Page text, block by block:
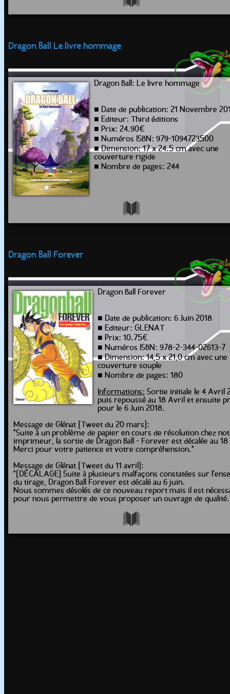
Dragon Ball Le livre hommage
Dragon Ball: Le livre hommage
■ Date de publication: 21 Novembre
■ Editeur: Third éditions
■ Prix: 24.90€
■ Numéros ISBN: 979-1094723500
■ Dimension: 17 x 24.5 cm avec une
couverture rigide
■ Nombre de pages: 244
Dragon Ball Forever
Dragon Ball Forever
■ Date de publication: 6 Juin 2018
■ Editeur: GLENAT
■ Prix: 10.75€
■ Numéros ISBN: 978-2-344-02613-7
■ Dimension: 14,5 x 21,0 cm avec une
couverture souple
■ Nombre de pages: 180
Informations: Sortie initiale le 4 Avril
puis repoussé au 18 Avril et ensuite
pour le 6 Juin 2018.
Message de Glénat [Tweet du 20 mars]:
"Suite à un problème de papier en cours de résolution chez
imprimeur, la sortie de Dragon Ball - Forever est décalée au
Merci pour votre patience et votre compréhension."
Message de Glénat [Tweet du 11 avril]:
"[DÉCALAGE] Suite à plusieurs malfaçons constatées sur
du tirage, Dragon Ball Forever est décalé au 6 juin.
Nous sommes désolés de ce nouveau report mais il est
pour nous permettre de vous proposer un ouvrage de